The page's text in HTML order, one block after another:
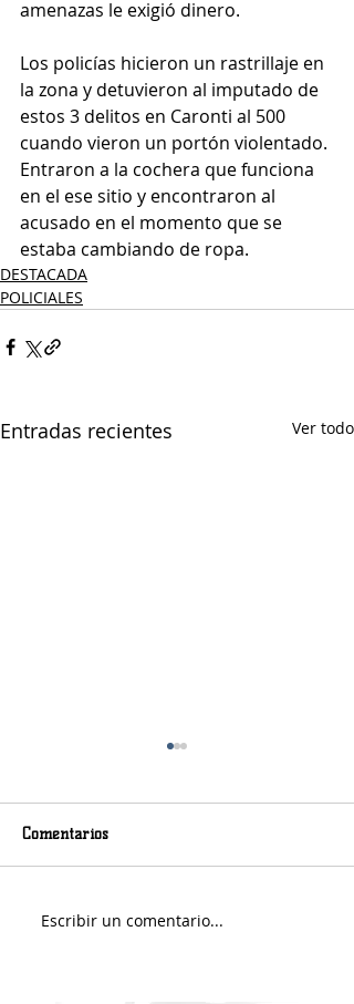
amenazas le exigió dinero.
Los policías hicieron un rastrillaje en
la zona y detuvieron al imputado de
estos 3 delitos en Caronti al 500
cuando vieron un portón violentado.
Entraron a la cochera que funciona
en el ese sitio y encontraron al
acusado en el momento que se
estaba cambiando de ropa.
DESTACADA
POLICIALES
Entradas recientes Ver todo
Comentarios
Escribir un comentario...